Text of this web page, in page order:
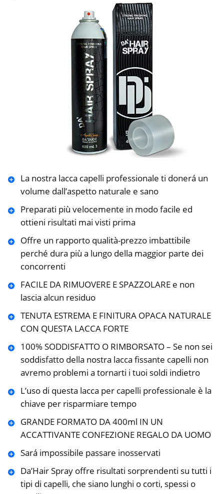
La nostra lacca capelli professionale ti donerá un
volume dall’aspetto naturale e sano
Preparati più velocemente in modo facile ed
ottieni risultati mai visti prima
Offre un rapporto qualità-prezzo imbattibile
perché dura più a lungo della maggior parte dei
concorrenti
FACILE DA RIMUOVERE E SPAZZOLARE e non
lascia alcun residuo
TENUTA ESTREMA E FINITURA OPACA NATURALE
CON QUESTA LACCA FORTE
100% SODDISFATTO O RIMBORSATO – Se non sei
soddisfatto della nostra lacca fissante capelli non
avremo problemi a tornarti i tuoi soldi indietro
L’uso di questa lacca per capelli professionale è la
chiave per risparmiare tempo
GRANDE FORMATO DA 400ml IN UN
ACCATTIVANTE CONFEZIONE REGALO DA UOMO
Sará impossibile passare inosservati
Da’Hair Spray offre risultati sorprendenti su tutti i
tipi di capelli, che siano lunghi o corti, spessi o